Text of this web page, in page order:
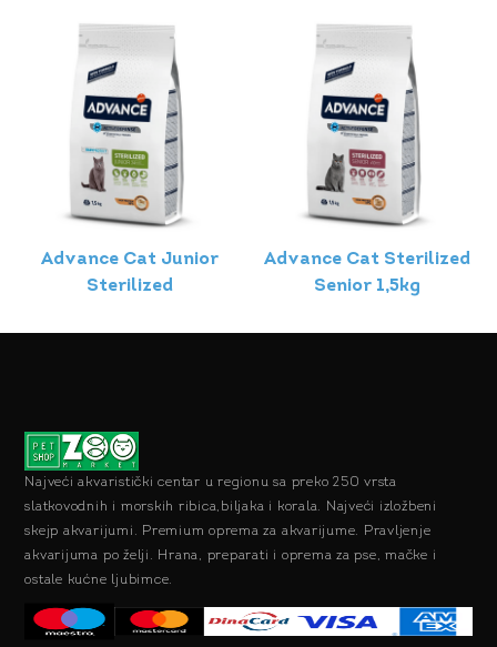
Advance Cat Junior
Sterilized
Advance Cat Sterilized
Senior 1,5kg
Najveći akvaristički centar u regionu sa preko 250 vrsta
slatkovodnih i morskih ribica,biljaka i korala. Najveći izložbeni
skejp akvarijumi. Premium oprema za akvarijume. Pravljenje
akvarijuma po želji. Hrana, preparati i oprema za pse, mačke i
ostale kućne ljubimce.